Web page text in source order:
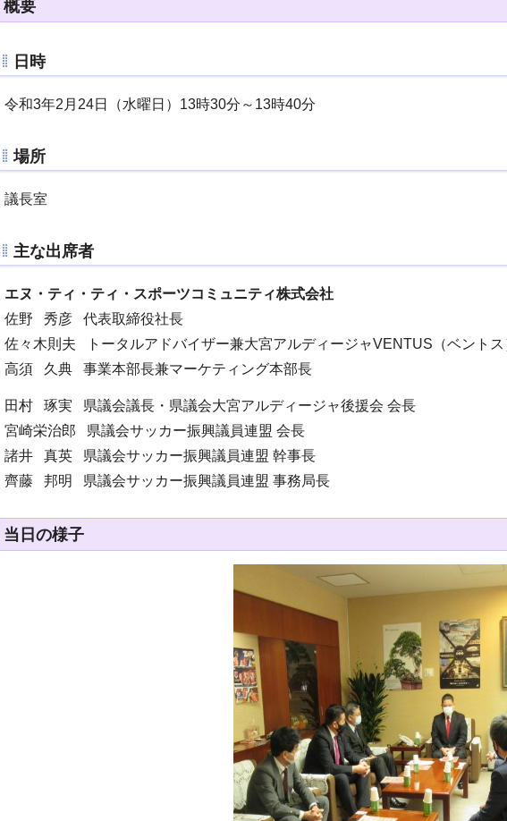
概要
日時
令和3年2月24日（水曜日）13時30分～13時40分
場所
議長室
主な出席者
エヌ・ティ・ティ・スポーツコミュニティ株式会社
佐野 秀彦 代表取締役社長
佐々木則夫 トータルアドバイザー兼大宮アルディージャVENTUS（ベントス
高須 久典 事業本部長兼マーケティング本部長
田村 琢実 県議会議長・県議会大宮アルディージャ後援会 会長
宮崎栄治郎 県議会サッカー振興議員連盟 会長
諸井 真英 県議会サッカー振興議員連盟 幹事長
齊藤 邦明 県議会サッカー振興議員連盟 事務局長
当日の様子